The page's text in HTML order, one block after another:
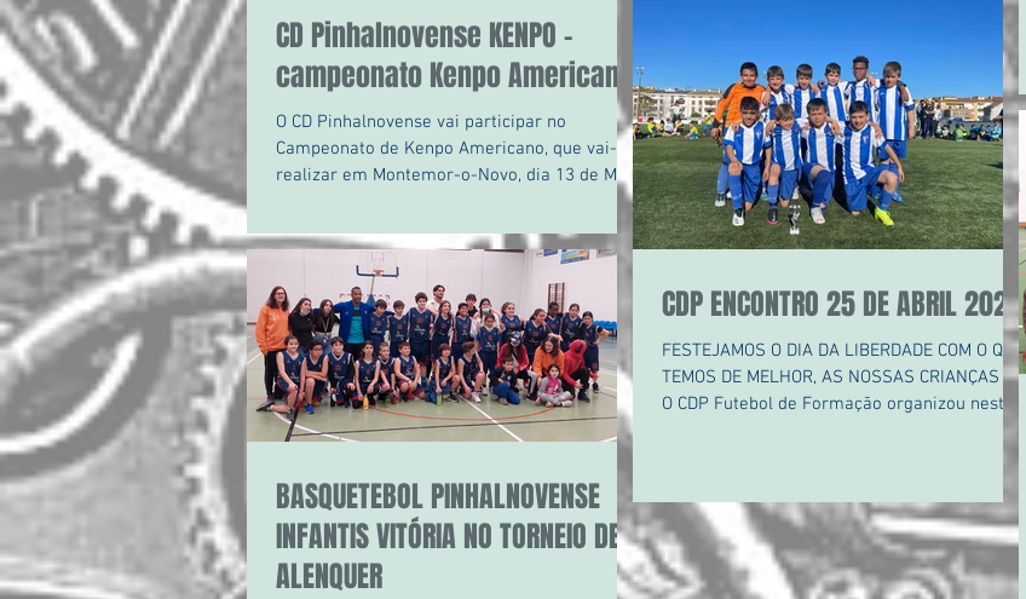
CD Pinhalnovense KENPO -
campeonato Kenpo Americano
O CD Pinhalnovense vai participar no
Campeonato de Kenpo Americano, que vai-se
realizar em Montemor-o-Novo, dia 13 de Maio
BASQUETEBOL PINHALNOVENSE
INFANTIS VITÓRIA NO TORNEIO DE
ALENQUER
CDP ENCONTRO 25 DE ABRIL 2022
FESTEJAMOS O DIA DA LIBERDADE COM O QUE
TEMOS DE MELHOR, AS NOSSAS CRIANÇAS !!!
O CDP Futebol de Formação organizou neste